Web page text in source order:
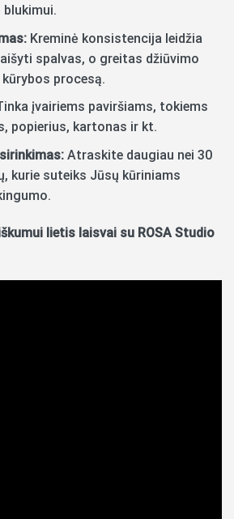
Kreminė konsistencija leidžia
spalvas, o greitas džiūvimo
procesą.
įvairiems paviršiams, tokiems
popierius, kartonas ir kt.
Atraskite daugiau nei 30
kurie suteiks Jūsų kūriniams
lietis laisvai su ROSA Studio